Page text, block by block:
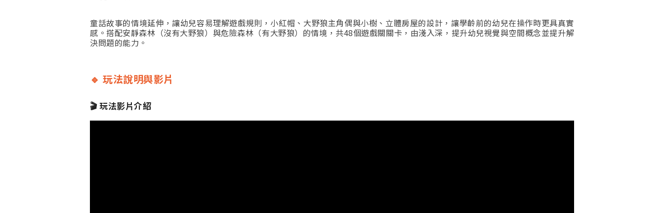
童話故事的情境延伸，讓幼兒容易理解遊戲規則，小紅帽、大野狼主角偶與小樹、立體房屋的設計，讓學齡前的幼兒在操作時更具真實
感。搭配安靜森林（沒有大野狼）與危險森林（有大野狼）的情境，共48個遊戲關關卡，由淺入深，提升幼兒視覺與空間概念並提升解
決問題的能力。
🔹 玩法說明與影片
🎬 玩法影片介紹